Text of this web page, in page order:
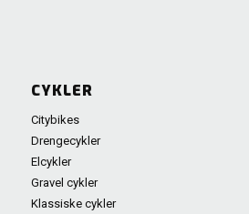
CYKLER
Citybikes
Drengecykler
Elcykler
Gravel cykler
Klassiske cykler